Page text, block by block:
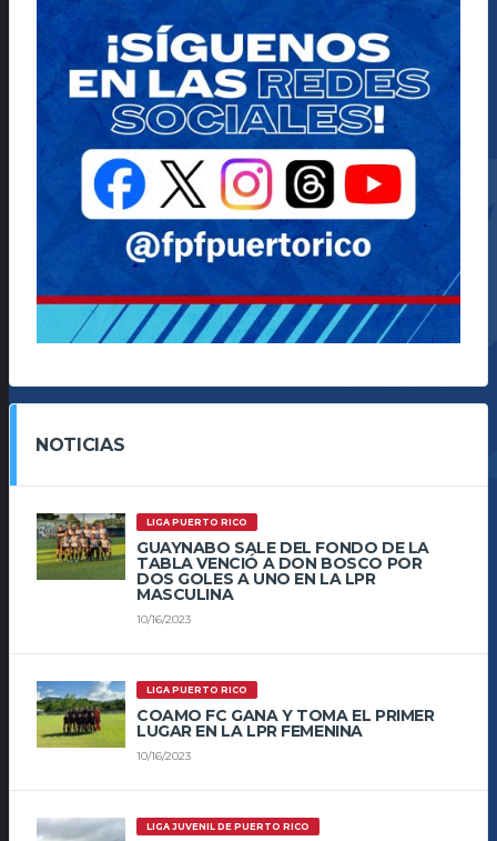
NOTICIAS
LIGA PUERTO RICO
GUAYNABO SALE DEL FONDO DE LA
TABLA VENCIÓ A DON BOSCO POR
DOS GOLES A UNO EN LA LPR
MASCULINA
10/16/2023
LIGA PUERTO RICO
COAMO FC GANA Y TOMA EL PRIMER
LUGAR EN LA LPR FEMENINA
10/16/2023
LIGA JUVENIL DE PUERTO RICO